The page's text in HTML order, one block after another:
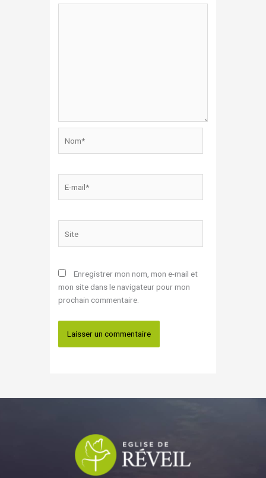
mail*
Enregistrer mon nom, mon e-mail et
mon site dans le navigateur pour mon
prochain commentaire.